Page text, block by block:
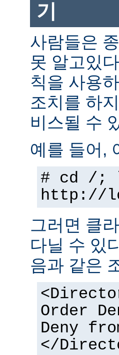
기
사람들은
못 알고있
칙을 사용
조치를 하
비스될 수
예를 들어,
# cd /;
http://
그러면 클
다닐 수 있
음과 같은
Order
Deny
</